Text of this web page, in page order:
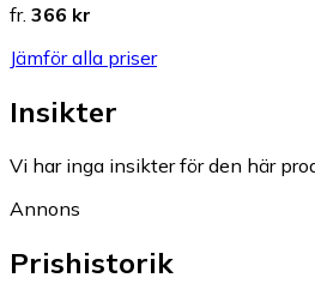
fr. 366 kr
Jämför alla priser
Insikter
Vi har inga insikter för den här
Annons
Prishistorik